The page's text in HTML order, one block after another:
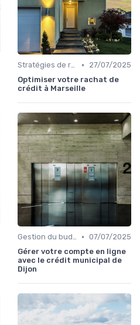
Stratégies de remboursement •
27/07/2025
Optimiser votre rachat de
crédit à Marseille
Gestion du budget • 07/07/2025
Gérer votre compte en ligne
avec le crédit municipal de
Dijon